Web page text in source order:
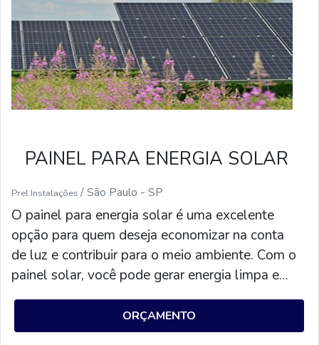
PAINEL PARA ENERGIA SOLAR
Prel Instalações / São Paulo - SP
O painel para energia solar é uma excelente
opção para quem deseja economizar na conta
de luz e contribuir para o meio ambiente. Com o
painel solar, você pode gerar energia limpa e
renovável para sua casa ou empresa, reduzindo
ou até mesmo eliminando sua conta de luz.
Além disso, os painéis solares são fáceis de
ORÇAMENTO